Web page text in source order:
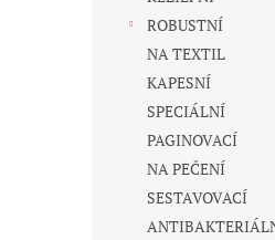
ROBUSTNÍ
NA TEXTIL
KAPESNÍ
SPECIÁLNÍ
PAGINOVACÍ
NA PEČENÍ
SESTAVOVACÍ